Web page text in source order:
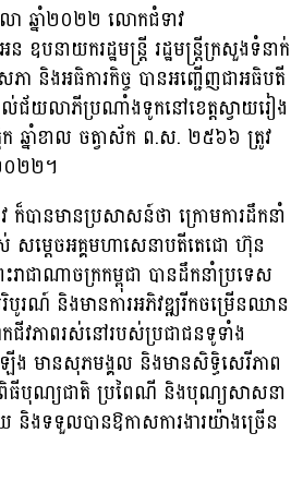
ា ឆ្នាំ២០២២ លោកជំទាវ
បនាយករដ្ឋមន្រ្តី រដ្ឋមន្រ្ដីក្រសួងទំនាក់
ភា និងអធិការកិច្ច បានអញ្ជើញជាអធិបតី
ល់ជ័យលាភីប្រណាំងទូកនៅខេត្តស្វាយរៀង
តិក ឆ្នាំខាល ចត្វាស័ក ព.ស. ២៥៦៦ ត្រូវ
០២២។
ក៏បានមានប្រសាសន៍ថា ក្រោមការដឹកនាំ
សម្ដេចអគ្គមហាសេនាបតីតេជោ ហ៊ុន
រាជាណាចក្រកម្ពុជា បានដឹកនាំប្រទេស
ណ៍ និងមានការអភិវឌ្ឍរីកចម្រើនឈាន
ភាពរស់នៅរបស់ប្រជាជនទូទាំង
ង មានសុភមង្គល និងមានសិទ្ធិសេរីភាព
ធពិធីបុណ្យជាតិ ប្រពៃណី និងបុណ្យសាសនា
និងទទួលបានឱកាសការងារយ៉ាងច្រើន